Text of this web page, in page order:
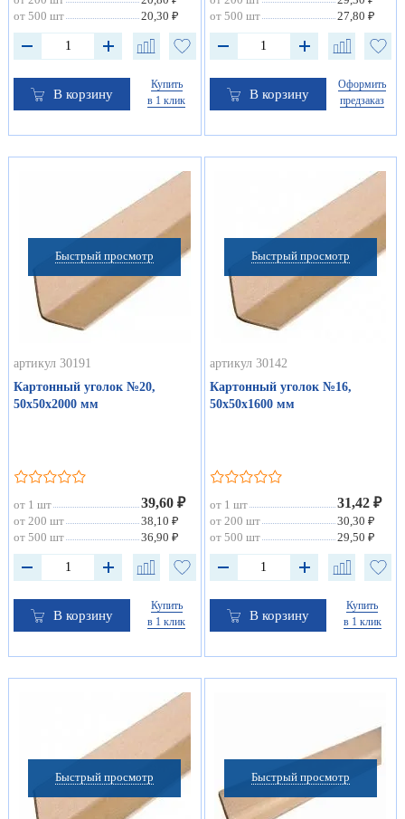
от 500 шт
20,30 ₽
В корзину
Купить
в 1 клик
от 500 шт
27,80 ₽
В корзину
Оформить
предзаказ
Быстрый просмотр
артикул 30191
Картонный уголок №20,
50х50х2000 мм
от 1 шт 39,60 ₽
от 200 шт
38,10 ₽
от 500 шт
36,90 ₽
В корзину
Купить
в 1 клик
Быстрый просмотр
артикул 30142
Картонный уголок №16,
50х50х1600 мм
от 1 шт 31,42 ₽
от 200 шт
30,30 ₽
от 500 шт
29,50 ₽
В корзину
Купить
в 1 клик
Быстрый просмотр Быстрый просмотр